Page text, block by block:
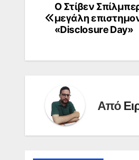
Πλοήγηση
άρθρων
Ο Στίβεν
μεγάλη
«Disclosure Day»
Από